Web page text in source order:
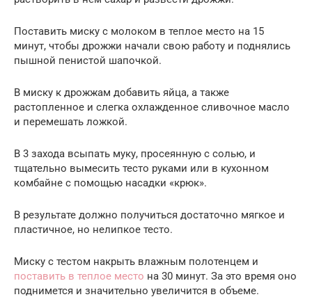
Поставить миску с молоком в теплое место на 15
минут, чтобы дрожжи начали свою работу и поднялись
пышной пенистой шапочкой.
В миску к дрожжам добавить яйца, а также
растопленное и слегка охлажденное сливочное масло
и перемешать ложкой.
В 3 захода всыпать муку, просеянную с солью, и
тщательно вымесить тесто руками или в кухонном
комбайне с помощью насадки «крюк».
В результате должно получиться достаточно мягкое и
пластичное, но нелипкое тесто.
Миску с тестом накрыть влажным полотенцем и
поставить в теплое место на 30 минут. За это время оно
поднимется и значительно увеличится в объеме.